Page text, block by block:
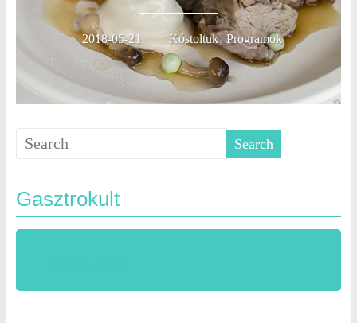
2018-05-21 Kóstoltuk,Programok
Gasztrokult